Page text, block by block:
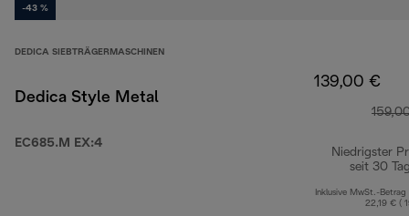
-43 %
DEDICA SIEBTRÄGERMASCHINEN
Dedica Style Metal
EC685.M EX:4
139,00 €
Niedrigster
seit 30
Inklusive MwSt.-Betrag
22,19 € (